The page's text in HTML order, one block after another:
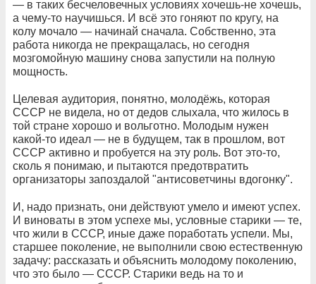
— в таких бесчеловечных условиях хочешь-не хочешь,
а чему-то научишься. И всё это гоняют по кругу, на
колу мочало — начинай сначала. Собственно, эта
работа никогда не прекращалась, но сегодня
мозгомойную машину снова запустили на полную
мощность.
Целевая аудитория, понятно, молодёжь, которая
СССР не видела, но от дедов слыхала, что жилось в
той стране хорошо и вольготно. Молодым нужен
какой-то идеал — не в будущем, так в прошлом, вот
СССР активно и пробуется на эту роль. Вот это-то,
сколь я понимаю, и пытаются предотвратить
организаторы запоздалой "антисоветчины вдогонку".
И, надо признать, они действуют умело и имеют успех.
И виноваты в этом успехе мы, условные старики — те,
что жили в СССР, иные даже поработать успели. Мы,
старшее поколение, не выполнили свою естественную
задачу: рассказать и объяснить молодому поколению,
что это было — СССР. Старики ведь на то и